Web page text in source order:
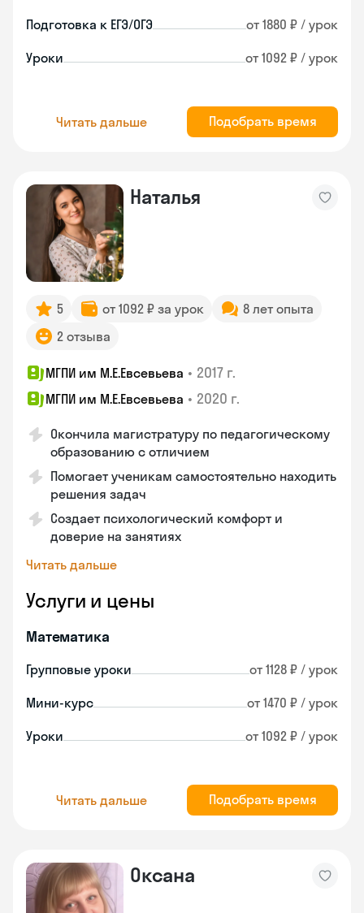
Подготовка к ЕГЭ/ОГЭ от 1880 ₽ / урок
Уроки от 1092 ₽ / урок
Читать дальше Подобрать время
Наталья
5 от 1092 ₽ за урок
8 лет опыта
2 отзыва
МГПИ им М.Е.Евсевьева • 2017 г.
МГПИ им М.Е.Евсевьева • 2020 г.
Окончила магистратуру по педагогическому
образованию с отличием
Помогает ученикам самостоятельно находить
решения задач
Создает психологический комфорт и
доверие на занятиях
Читать дальше
Услуги и цены
Математика
Групповые уроки от 1128 ₽ / урок
Мини-курс от 1470 ₽ / урок
Уроки от 1092 ₽ / урок
Читать дальше Подобрать время
Оксана